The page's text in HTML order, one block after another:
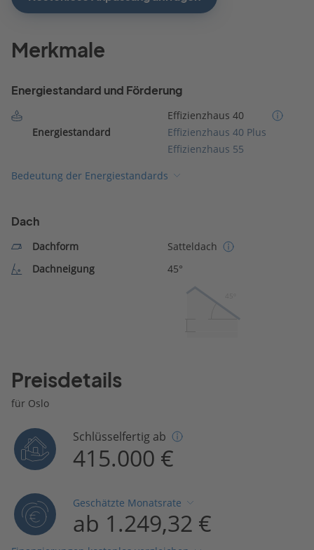
Merkmale
Energiestandard und Förderung
Energiestandard
Effizienzhaus 40
Effizienzhaus 40 Plus
Effizienzhaus 55
Bedeutung der Energiestandards
Dach
Dachform
Satteldach
Dachneigung
45°
Preisdetails
für Oslo
Schlüsselfertig ab
415.000 €
Geschätzte Monatsrate
ab 1.249,32 €